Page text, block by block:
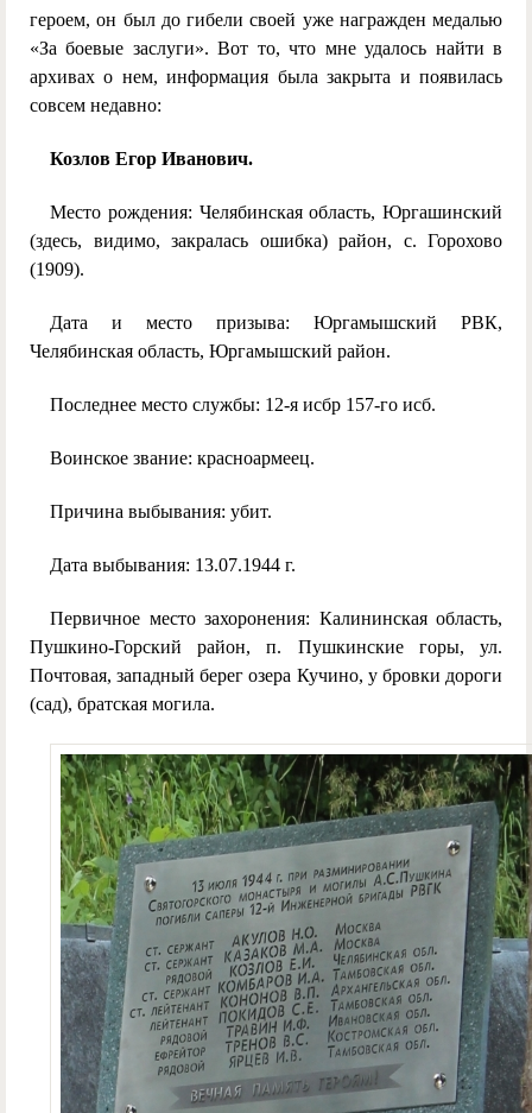
героем, он был до гибели своей уже награжден медалью
«За боевые заслуги». Вот то, что мне удалось найти в
архивах о нем, информация была закрыта и появилась
совсем недавно:
Козлов Егор Иванович.
Место рождения: Челябинская область, Юргашинский
(здесь, видимо, закралась ошибка) район, с. Горохово
(1909).
Дата и место призыва: Юргамышский РВК,
Челябинская область, Юргамышский район.
Последнее место службы: 12-я исбр 157-го исб.
Воинское звание: красноармеец.
Причина выбывания: убит.
Дата выбывания: 13.07.1944 г.
Первичное место захоронения: Калининская область,
Пушкино-Горский район, п. Пушкинские горы, ул.
Почтовая, западный берег озера Кучино, у бровки дороги
(сад), братская могила.